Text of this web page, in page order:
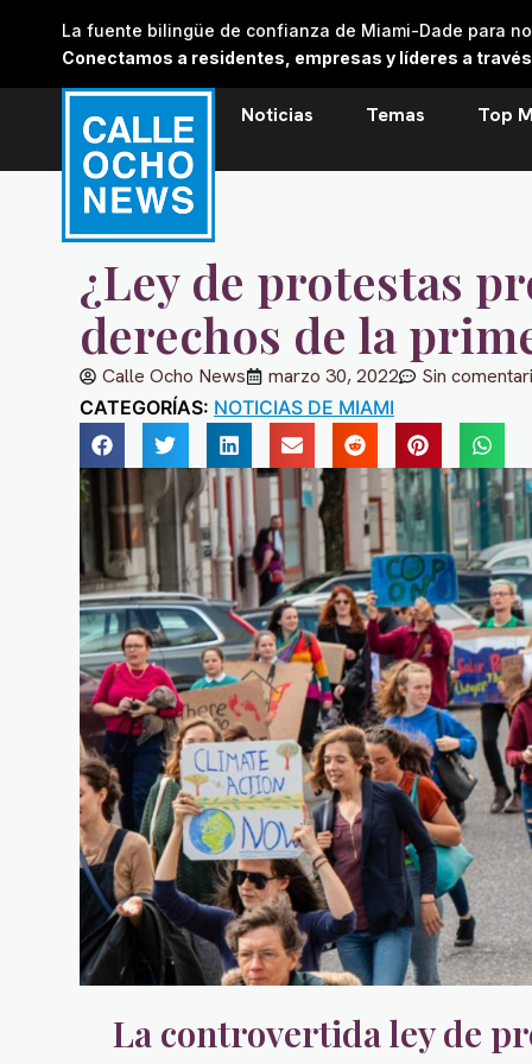
La fuente bilingüe de confianza de Miami-Dade para
Conectamos a residentes, empresas y líderes a
Noticias Temas Top
¿Ley de protestas
derechos de la
Calle Ocho News marzo 30, 2022 Sin
CATEGORÍAS: NOTICIAS DE MIAMI
La controvertida ley de